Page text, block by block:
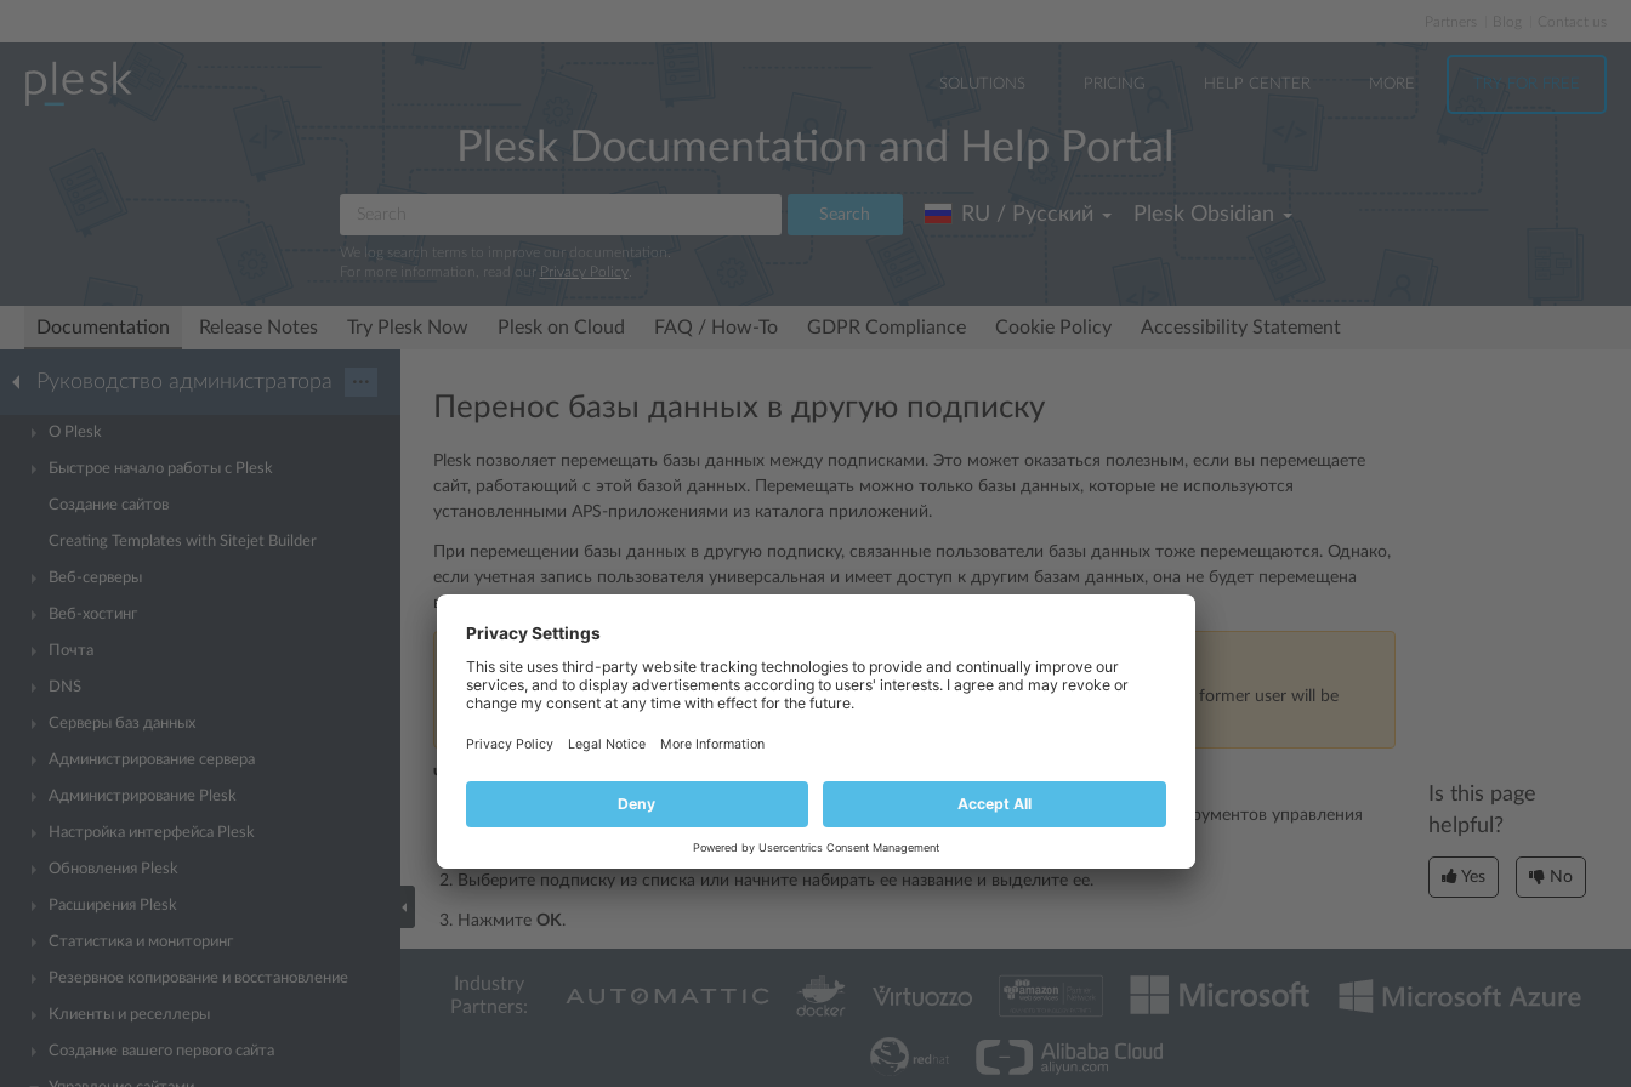
Partners
SOLUTIONS PRICING HELP CENTER MORE TRY FOR FREE
Plesk Documentation and Help Portal
Search
We log search terms to improve our documentation.
For more information, read our Privacy Policy.
RU / Русский Plesk Obsidian
Documentation Release Notes Try Plesk Now Plesk on Cloud FAQ / How-To GDPR Compliance Cookie Policy Accessibility Statement
Руководство администратора ···
О Plesk
Быстрое начало работы с Plesk
Создание сайтов
Creating Templates with Sitejet Builder
Веб-серверы
Веб-хостинг
Почта
DNS
Серверы баз данных
Администрирование сервера
Администрирование Plesk
Настройка интерфейса Plesk
Обновления Plesk
Расширения Plesk
Статистика и мониторинг
Резервное копирование и восстановление
Клиенты и реселлеры
Создание вашего первого сайта
Перенос базы данных в другую подписку
Plesk позволяет перемещать базы данных между подписками. Это может оказаться полезным, если вы перемещаете
сайт, работающий с этой базой данных. Перемещать можно только базы данных, которые не используются
установленными APS-приложениями из каталога приложений.
При перемещении базы данных в другую подписку, связанные пользователи базы данных тоже перемещаются. Однако,
если учетная запись пользователя универсальная и имеет доступ к другим базам данных, она не будет перемещена
вместе с базой данных.
If the Plesk administrator moved a database to a subscription belonging to a different Plesk user, the former user will be
Чтобы перенести базу данных в другую подписку:
Перейдите на страницуСайты и домены Перенести в подписку
в окне инструментов управления
Выберите подписку из списка или начните набирать ее название и выделите ее.
Нажмите OK.
Is this page
helpful?
Yes No
Industry
Partners: